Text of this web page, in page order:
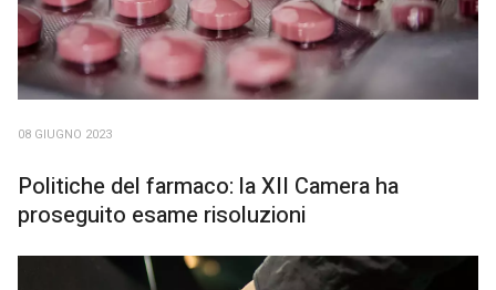
08 GIUGNO 2023
Politiche del farmaco: la XII Camera ha
proseguito esame risoluzioni